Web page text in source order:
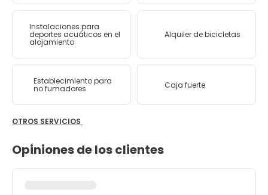
Instalaciones para
deportes acuáticos en el
alojamiento
Alquiler de bicicletas
Establecimiento para
no fumadores Caja fuerte
OTROS SERVICIOS
Opiniones de los clientes